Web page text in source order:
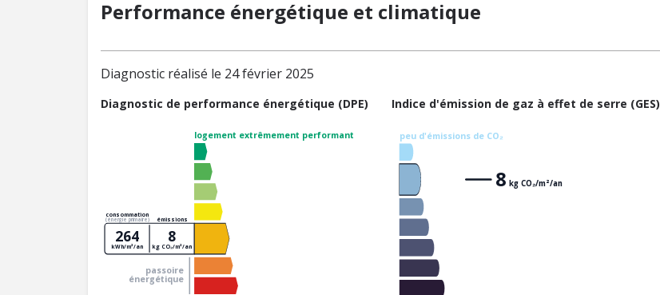
Performance énergétique et climatique
Diagnostic réalisé le 24 février 2025
Diagnostic de performance énergétique (DPE)
logement extrêmement performant
passoire
énergétique
consommation
(énergie primaire) émissions
264
kWh/m²/an
8
kg CO₂/m²/an
Indice d'émission de gaz à effet de serre (GES)
peu d'émissions de CO₂
8 kg CO₂/m²/an